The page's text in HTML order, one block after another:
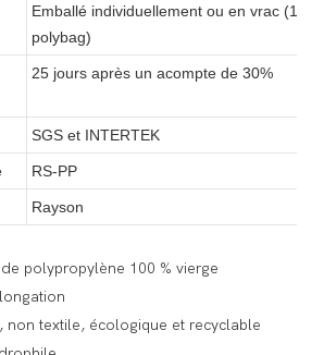
Emballé individuellement ou en vrac (15
polybag)
25 jours après un acompte de 30%
SGS et INTERTEK
RS-PP
Rayson
polypropylène 100 % vierge
non textile, écologique et recyclable